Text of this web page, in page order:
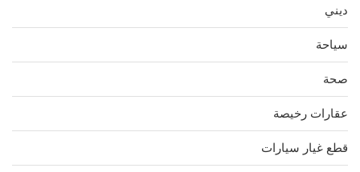
ديني
سياحة
صحة
عقارات رخيصة
قطع غيار سيارات